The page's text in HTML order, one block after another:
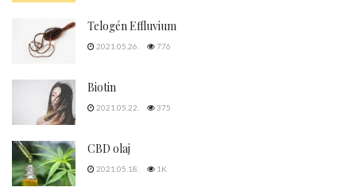
Telogén Effluvium
2021.05.26. 776
Biotin
2021.05.22. 375
CBD olaj
2021.05.18. 1K